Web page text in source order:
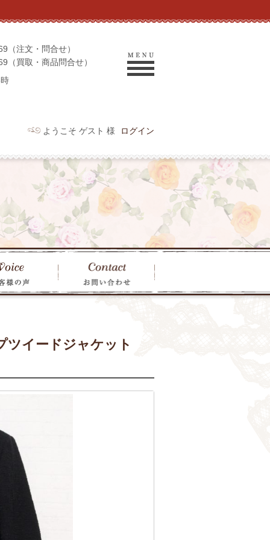
（注文・問合せ）
（買取・商品問合せ）
ようこそ ゲスト 様 ログイン
ツイードジャケット